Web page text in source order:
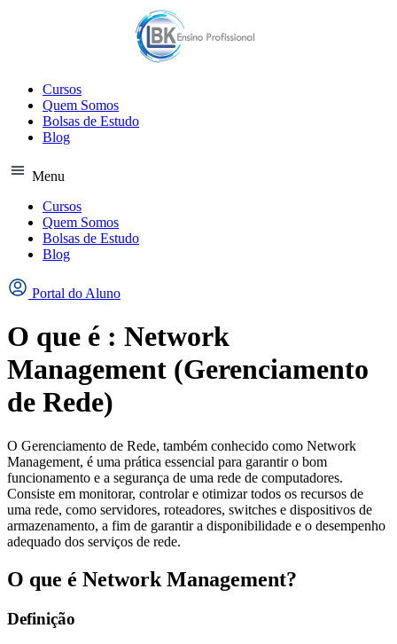
Cursos
Quem Somos
Bolsas de Estudo
Blog
Menu
Cursos
Quem Somos
Bolsas de Estudo
Blog
Portal do Aluno
O que é : Network
Management (Gerenciamento
de Rede)
O Gerenciamento de Rede, também conhecido como Network
Management, é uma prática essencial para garantir o bom
funcionamento e a segurança de uma rede de computadores.
Consiste em monitorar, controlar e otimizar todos os recursos de
uma rede, como servidores, roteadores, switches e dispositivos de
armazenamento, a fim de garantir a disponibilidade e o desempenho
adequado dos serviços de rede.
O que é Network Management?
Definição